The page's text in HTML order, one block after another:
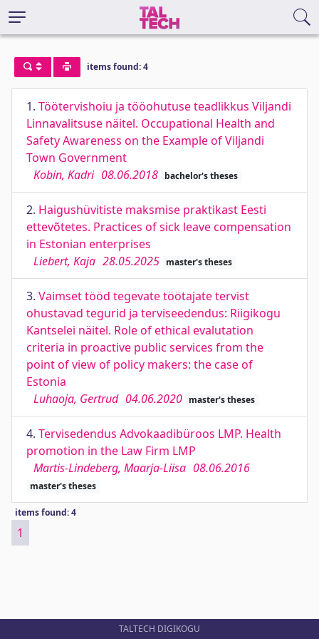
items found: 4
1. Töötervishoiu ja tööohutuse teadlikkus Viljandi
Linnavalitsuse näitel. Occupational Health and
Safety Awareness on the Example of Viljandi
Town Government
Kobin, Kadri 08.06.2018 bachelor's theses
2. Haigushüvitiste maksmise praktikast Eesti
ettevõtetes. Practices of sick leave compensation
in Estonian enterprises
Liebert, Kaja 28.05.2025 master's theses
3. Vaimset tööd tegevate töötajate tervist
ohustavad tegurid ja terviseedendus: Riigikogu
Kantselei näitel. Role of ethical evalutation
criteria in proactive public services from the
point of view of policy makers: the case of
Estonia
Luhaoja, Gertrud 04.06.2020 master's theses
4. Tervisedendus Advokaadibüroos LMP. Health
promotion in the Law Firm LMP
Martis-Lindeberg, Maarja-Liisa 08.06.2016
master's theses
items found: 4
1
TALTECH DIGIKOGU